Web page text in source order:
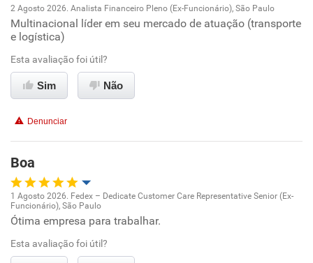
Oportunidade de promoção
Ambiente de trabalho
Conciliação com a vida familiar
2 Agosto 2026. Analista Financeiro Pleno (Ex-Funcionário), São Paulo
Multinacional líder em seu mercado de atuação (transporte
e logística)
Esta avaliação foi útil?
Sim Não
Denunciar
Boa
Oportunidade de promoção
Ambiente de trabalho
1 Agosto 2026. Fedex – Dedicate Customer Care Representative Senior (Ex-
Funcionário), São Paulo
Ótima empresa para trabalhar.
Esta avaliação foi útil?